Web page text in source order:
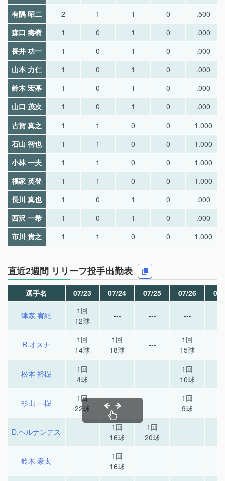
有隅 昭二
2 1 1 0
.500
森口 壽樹
1 0 1 0
.000
長井 功一
1 0 1 0
.000
山本 力仁
1 0 1 0
.000
鈴木 宏基
1 0 1 0
.000
山口 茂次
1 0 1 0
.000
古賀 真之
1 1 0 0
1.000
石山 智也
1 1 0 0
1.000
小林 一夫
1 1 0 0
1.000
福家 英登
1 1 0 0
1.000
長川 真也
1 0 1 0
.000
西沢 一希
1 0 1 0
.000
市川 貴之
1 1 0 0 1.000
直近2週間 リリーフ投手出勤表
選手名 07/23 07/24 07/25 07/26
津森 宥紀
1回
12球
--- --- ---
R.オスナ
1回
14球
1回
18球
---
1回
15球
松本 裕樹
1回
4球
--- ---
1回
10球
杉山 一樹
1回
22球
--- ---
1回
9球
D.ヘルナンデス ---
1回
16球
1回
20球
---
鈴木 豪太 ---
1回
16球
--- ---